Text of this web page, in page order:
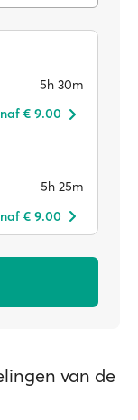
5h 30m
€ 9.00
5h 25m
€ 9.00
van de